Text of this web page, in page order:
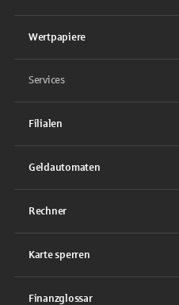
Wertpapiere
Services
Filialen
Geldautomaten
Rechner
Karte sperren
Finanzglossar